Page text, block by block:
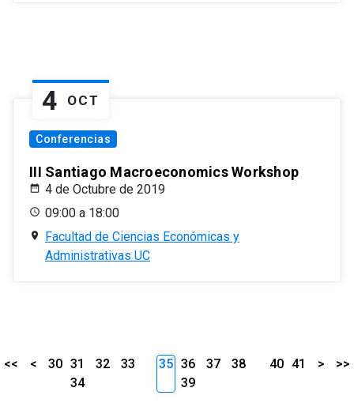
4 OCT
Conferencias
III Santiago Macroeconomics Workshop
4 de Octubre de 2019
09:00 a 18:00
Facultad de Ciencias Económicas y
Administrativas UC
<< < 30 31 32
33
34
35 36 37
38
39
40 41 > >>